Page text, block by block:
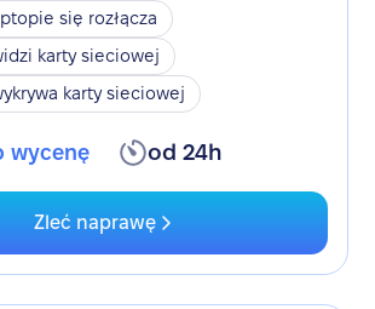
się rozłącza
karty sieciowej
karty sieciowej
wycenę od 24h
Zleć naprawę